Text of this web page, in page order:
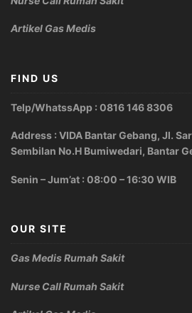
Artikel Gas Medis
FIND US
Telp/WhatssApp : 0816 146 8306
Address : VIDA Bantar Gebang, Jl.
Sembilan No.H Bumiwedari, Bantar
Senin – Jum’at : 08:00 – 16:30 WIB
OUR SITE
Gas Medis Rumah Sakit
Nurse Call Rumah Sakit